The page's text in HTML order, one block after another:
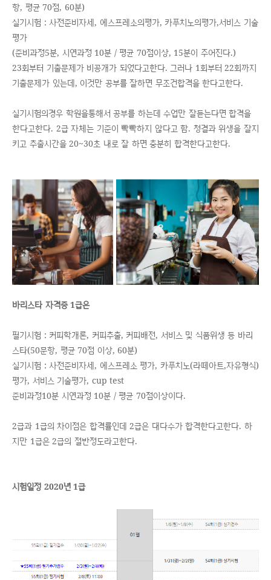
항, 평균 70점, 60분)
실기시험 : 사전준비자세, 에스프레소의평가, 카푸치노의평가,서비스 기술
평가
(준비과정5분, 시연과정 10분 / 평균 70점이상, 15분이 주어진다.)
23회부터 기출문제가 비공개가 되었다고한다. 그러나 1회부터 22회까지
기출문제가 있는데, 이것만 공부를 잘하면 무조건합격을 한다고한다.
실기시험의경우 학원을통해서 공부를 하는데 수업만 잘듣는다면 합격을
한다고한다. 2급 자체는 기준이 빡빡하지 않다고 함. 청결과 위생을 잘지
키고 추출시간을 20~30초 내로 잘 하면 충분히 합격한다고한다.
바리스타 자격증 1급은
필기시험 : 커피학개론, 커피추출, 커피배전, 서비스 및 식품위생 등 바리
스타(50문항, 평균 70점 이상, 60분)
실기시험 : 사전준비자세, 에스프레소 평가, 카푸치노(라떼아트,자유형식)
평가, 서비스 기술평가, cup test
준비과정10분 시연과정 10분 / 평균 70점이상이다.
2급과 1급의 차이점은 합격률인데 2급은 대다수가 합격한다고한다. 하
지만 1급은 2급의 절반정도라고한다.
시험일정 2020년 1급